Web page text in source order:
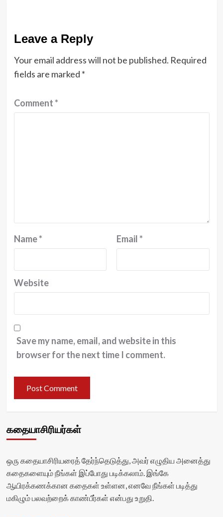
Leave a Reply
Your email address will not be published. Required
fields are marked *
Comment*
Name* Email*
Website
Save my name, email, and website in this
browser for the next time I comment.
கதையாசிரியர்கள்
ஒரு கதையாசிரியரைத் தேர்ந்தெடுத்து, அவர் எழுதிய அனைத்து
கதைகளையும் நீங்கள் இப்போது படிக்கலாம். இங்கே
ஆயிரக்கணக்கான கதைகள் உள்ளன, எனவே நீங்கள் படித்து
மகிழும் பலவற்றைக் காண்பீர்கள் என்பது உறுதி.